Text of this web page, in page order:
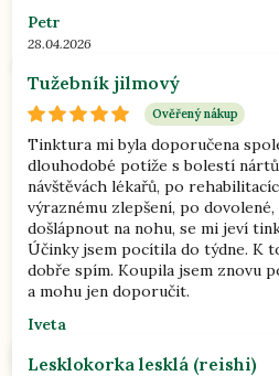
Petr
28.04.2026
Tužebník jilmový
Ověřený nákup
Tinktura mi byla doporučena
dlouhodobé potíže s bolestí
návštěvách lékařů, po
výraznému zlepšení, po dovolené,
došlápnout na nohu, se mi jeví
Účinky jsem pocítila do týdne. K
dobře spím. Koupila jsem znovu
a mohu jen doporučit.
Iveta
Lesklokorka lesklá (reishi)